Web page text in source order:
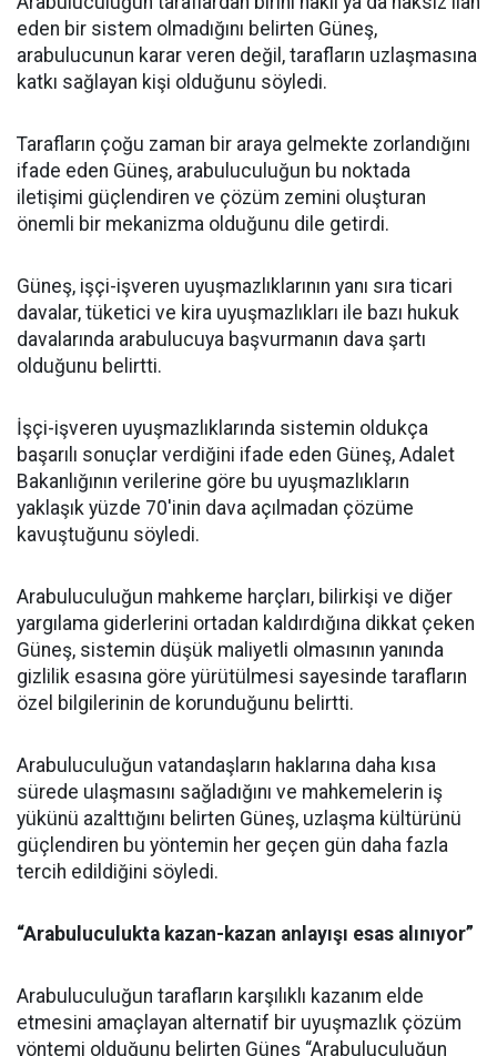
eden bir sistem olmadığını belirten Güneş,
arabulucunun karar veren değil, tarafların uzlaşmasına
katkı sağlayan kişi olduğunu söyledi.
Tarafların çoğu zaman bir araya gelmekte zorlandığını
ifade eden Güneş, arabuluculuğun bu noktada
iletişimi güçlendiren ve çözüm zemini oluşturan
önemli bir mekanizma olduğunu dile getirdi.
Güneş, işçi-işveren uyuşmazlıklarının yanı sıra ticari
davalar, tüketici ve kira uyuşmazlıkları ile bazı hukuk
davalarında arabulucuya başvurmanın dava şartı
olduğunu belirtti.
İşçi-işveren uyuşmazlıklarında sistemin oldukça
başarılı sonuçlar verdiğini ifade eden Güneş, Adalet
Bakanlığının verilerine göre bu uyuşmazlıkların
yaklaşık yüzde 70'inin dava açılmadan çözüme
kavuştuğunu söyledi.
Arabuluculuğun mahkeme harçları, bilirkişi ve diğer
yargılama giderlerini ortadan kaldırdığına dikkat çeken
Güneş, sistemin düşük maliyetli olmasının yanında
gizlilik esasına göre yürütülmesi sayesinde tarafların
özel bilgilerinin de korunduğunu belirtti.
Arabuluculuğun vatandaşların haklarına daha kısa
sürede ulaşmasını sağladığını ve mahkemelerin iş
yükünü azalttığını belirten Güneş, uzlaşma kültürünü
güçlendiren bu yöntemin her geçen gün daha fazla
tercih edildiğini söyledi.
“Arabuluculukta kazan-kazan anlayışı esas alınıyor”
Arabuluculuğun tarafların karşılıklı kazanım elde
etmesini amaçlayan alternatif bir uyuşmazlık çözüm
yöntemi olduğunu belirten Güneş “Arabuluculuğun